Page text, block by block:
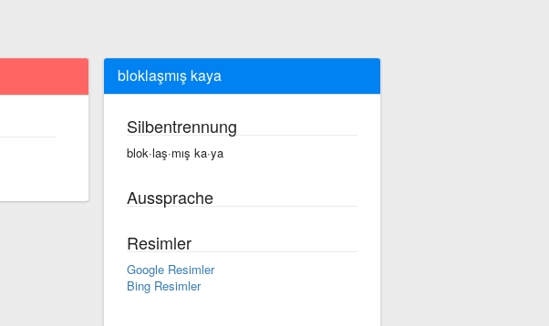
bloklaşmış kaya
Silbentrennung
blok·laş·mış ka·ya
Aussprache
Resimler
Google Resimler
Bing Resimler